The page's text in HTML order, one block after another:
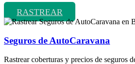
RASTREAR
Seguros de AutoCaravana
Rastrear coberturas y precios de seguros